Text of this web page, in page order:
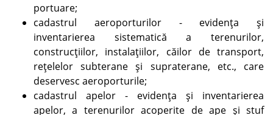
portuare;
cadastrul aeroporturilor - evidenţa şi
inventarierea sistematică a terenurilor,
construcţiilor, instalaţiilor, căilor de transport,
reţelelor subterane şi supraterane, etc., care
deservesc aeroporturile;
cadastrul apelor - evidenţa şi inventarierea
apelor, a terenurilor acoperite de ape şi stuf